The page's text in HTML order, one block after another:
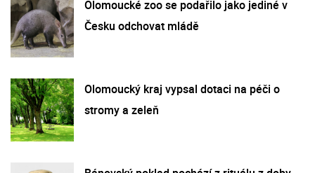
Olomoucké zoo se podařilo jako jediné v
Česku odchovat mládě
Olomoucký kraj vypsal dotaci na péči o
stromy a zeleň